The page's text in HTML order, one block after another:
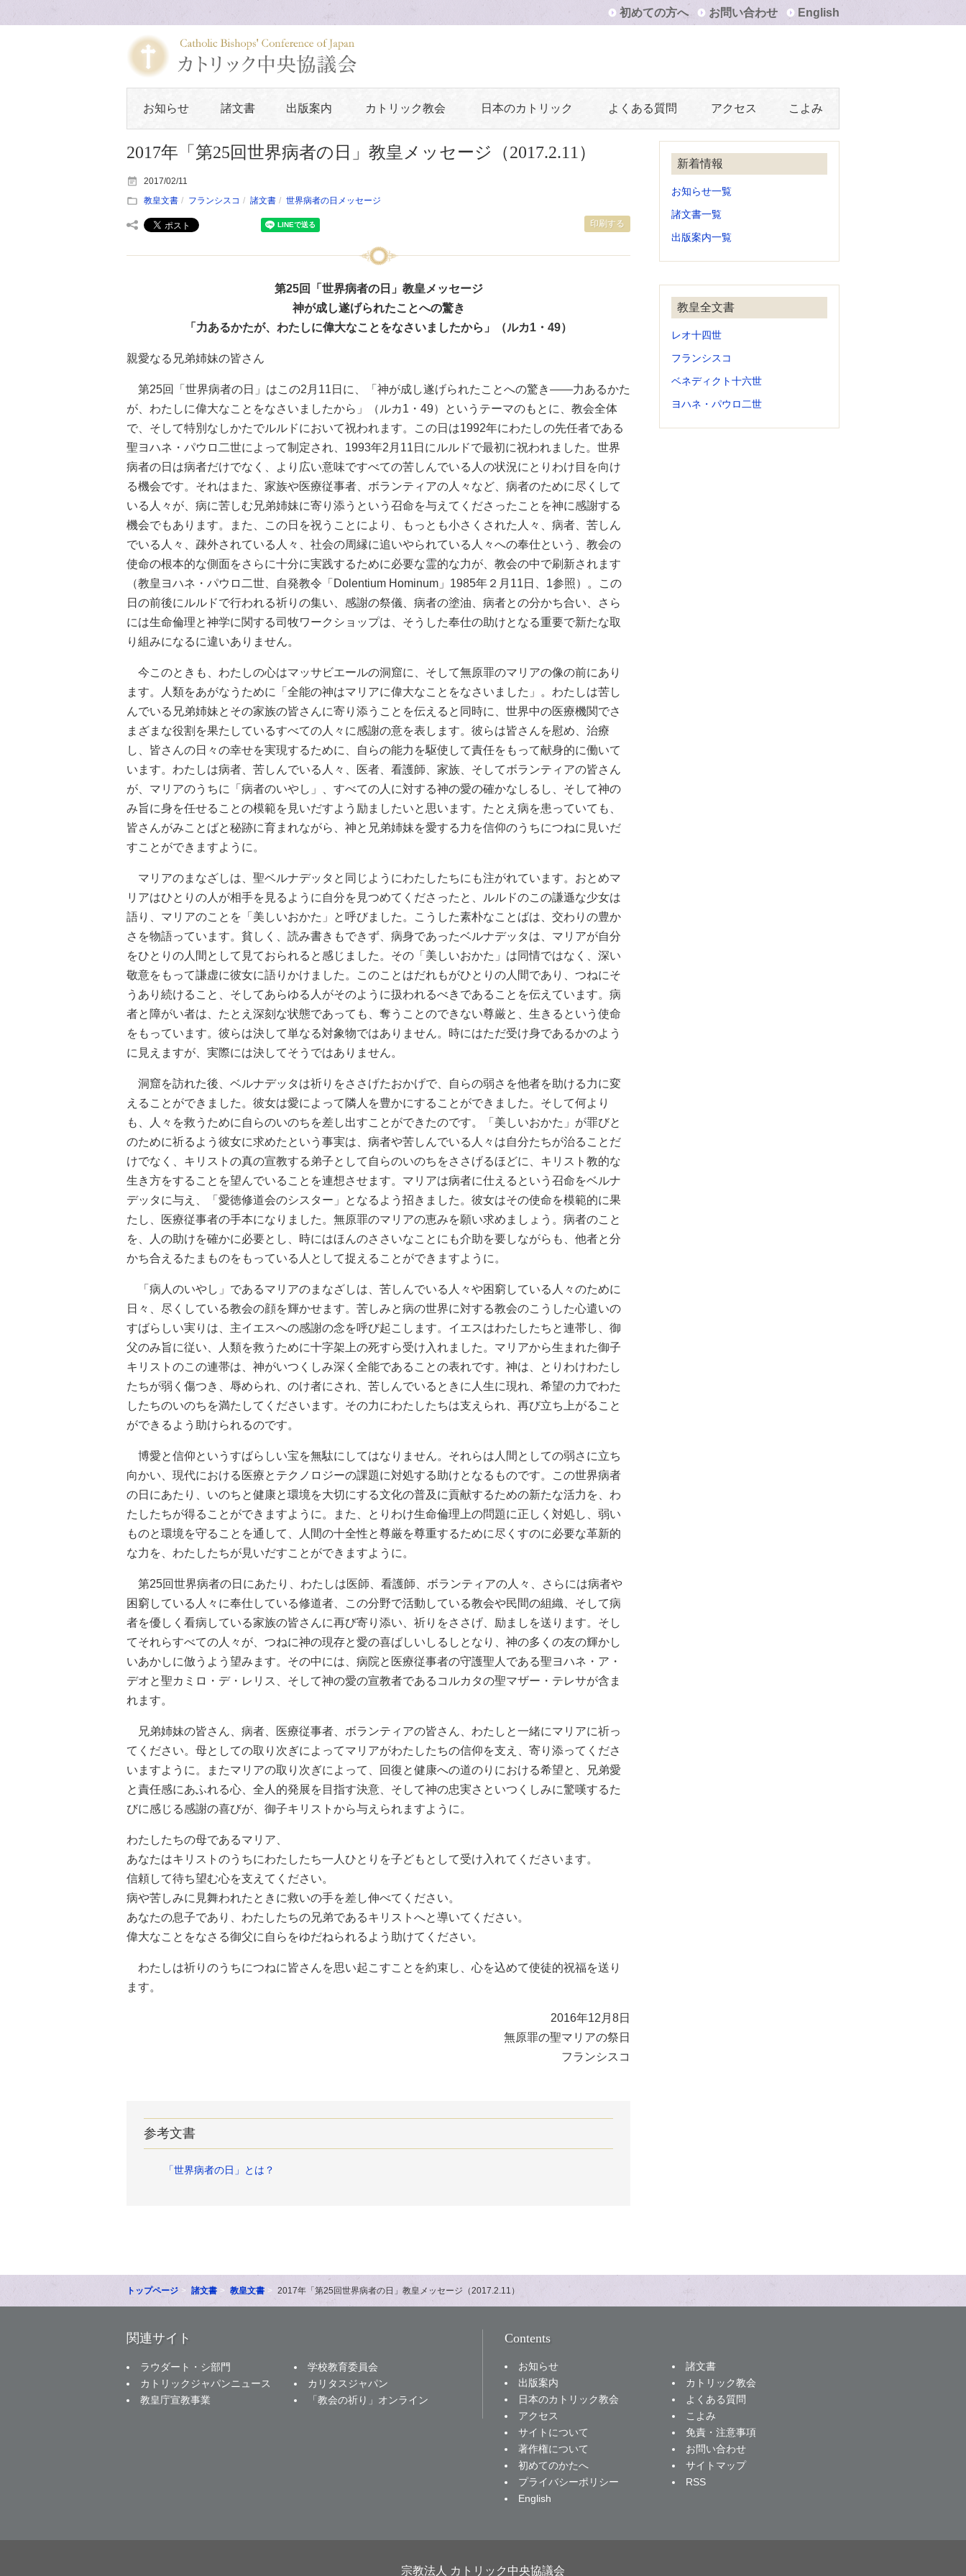
初めての方へ お問い合わせ English
お知らせ 諸文書 出版案内 カトリック教会 日本のカトリック よくある質問 アクセス こよみ
2017年「第25回世界病者の日」教皇メッセージ（2017.2.11）
印刷する
2017/02/11
教皇文書
フランシスコ 諸文書 世界病者の日メッセージ
第25回「世界病者の日」教皇メッセージ
神が成し遂げられたことへの驚き
「力あるかたが、わたしに偉大なことをなさいましたから」（ルカ1・49）
親愛なる兄弟姉妹の皆さん
第25回「世界病者の日」はこの2月11日に、「神が成し遂げられたことへの驚き――力あるかた
が、わたしに偉大なことをなさいましたから」（ルカ1・49）というテーマのもとに、教会全体
で、そして特別なしかたでルルドにおいて祝われます。この日は1992年にわたしの先任者である
聖ヨハネ・パウロ二世によって制定され、1993年2月11日にルルドで最初に祝われました。世界
病者の日は病者だけでなく、より広い意味ですべての苦しんでいる人の状況にとりわけ目を向け
る機会です。それはまた、家族や医療従事者、ボランティアの人々など、病者のために尽くして
いる人々が、病に苦しむ兄弟姉妹に寄り添うという召命を与えてくださったことを神に感謝する
機会でもあります。また、この日を祝うことにより、もっとも小さくされた人々、病者、苦しん
でいる人々、疎外されている人々、社会の周縁に追いやられている人々への奉仕という、教会の
使命の根本的な側面をさらに十分に実践するために必要な霊的な力が、教会の中で刷新されます
（教皇ヨハネ・パウロ二世、自発教令「Dolentium Hominum」1985年２月11日、1参照）。この
日の前後にルルドで行われる祈りの集い、感謝の祭儀、病者の塗油、病者との分かち合い、さら
には生命倫理と神学に関する司牧ワークショップは、そうした奉仕の助けとなる重要で新たな取
り組みになるに違いありません。
今このときも、わたしの心はマッサビエールの洞窟に、そして無原罪のマリアの像の前にあり
ます。人類をあがなうために「全能の神はマリアに偉大なことをなさいました」。わたしは苦し
んでいる兄弟姉妹とその家族の皆さんに寄り添うことを伝えると同時に、世界中の医療機関でさ
まざまな役割を果たしているすべての人々に感謝の意を表します。彼らは皆さんを慰め、治療
し、皆さんの日々の幸せを実現するために、自らの能力を駆使して責任をもって献身的に働いて
います。わたしは病者、苦しんでいる人々、医者、看護師、家族、そしてボランティアの皆さん
が、マリアのうちに「病者のいやし」、すべての人に対する神の愛の確かなしるし、そして神の
み旨に身を任せることの模範を見いだすよう励ましたいと思います。たとえ病を患っていても、
皆さんがみことばと秘跡に育まれながら、神と兄弟姉妹を愛する力を信仰のうちにつねに見いだ
すことができますように。
マリアのまなざしは、聖ベルナデッタと同じようにわたしたちにも注がれています。おとめマ
リアはひとりの人が相手を見るように自分を見つめてくださったと、ルルドのこの謙遜な少女は
語り、マリアのことを「美しいおかた」と呼びました。こうした素朴なことばは、交わりの豊か
さを物語っています。貧しく、読み書きもできず、病身であったベルナデッタは、マリアが自分
をひとりの人間として見ておられると感じました。その「美しいおかた」は同情ではなく、深い
敬意をもって謙虚に彼女に語りかけました。このことはだれもがひとりの人間であり、つねにそ
うあり続けること、そしてあらゆる人がそのように扱われるべきであることを伝えています。病
者と障がい者は、たとえ深刻な状態であっても、奪うことのできない尊厳と、生きるという使命
をもっています。彼らは決して単なる対象物ではありません。時にはただ受け身であるかのよう
に見えますが、実際には決してそうではありません。
洞窟を訪れた後、ベルナデッタは祈りをささげたおかげで、自らの弱さを他者を助ける力に変
えることができました。彼女は愛によって隣人を豊かにすることができました。そして何より
も、人々を救うために自らのいのちを差し出すことができたのです。「美しいおかた」が罪びと
のために祈るよう彼女に求めたという事実は、病者や苦しんでいる人々は自分たちが治ることだ
けでなく、キリストの真の宣教する弟子として自らのいのちをささげるほどに、キリスト教的な
生き方をすることを望んでいることを連想させます。マリアは病者に仕えるという召命をベルナ
デッタに与え、「愛徳修道会のシスター」となるよう招きました。彼女はその使命を模範的に果
たし、医療従事者の手本になりました。無原罪のマリアの恵みを願い求めましょう。病者のこと
を、人の助けを確かに必要とし、時にはほんのささいなことにも介助を要しながらも、他者と分
かち合えるたまものをもっている人として捉えることができますように。
「病人のいやし」であるマリアのまなざしは、苦しんでいる人々や困窮している人々のために
日々、尽くしている教会の顔を輝かせます。苦しみと病の世界に対する教会のこうした心遣いの
すばらしい実りは、主イエスへの感謝の念を呼び起こします。イエスはわたしたちと連帯し、御
父のみ旨に従い、人類を救うために十字架上の死すら受け入れました。マリアから生まれた御子
キリストのこの連帯は、神がいつくしみ深く全能であることの表れです。神は、とりわけわたし
たちが弱く傷つき、辱められ、のけ者にされ、苦しんでいるときに人生に現れ、希望の力でわた
したちのいのちを満たしてくださいます。その力にわたしたちは支えられ、再び立ち上がること
ができるよう助けられるのです。
博愛と信仰というすばらしい宝を無駄にしてはなりません。それらは人間としての弱さに立ち
向かい、現代における医療とテクノロジーの課題に対処する助けとなるものです。この世界病者
の日にあたり、いのちと健康と環境を大切にする文化の普及に貢献するための新たな活力を、わ
たしたちが得ることができますように。また、とりわけ生命倫理上の問題に正しく対処し、弱い
ものと環境を守ることを通して、人間の十全性と尊厳を尊重するために尽くすのに必要な革新的
な力を、わたしたちが見いだすことができますように。
第25回世界病者の日にあたり、わたしは医師、看護師、ボランティアの人々、さらには病者や
困窮している人々に奉仕している修道者、この分野で活動している教会や民間の組織、そして病
者を優しく看病している家族の皆さんに再び寄り添い、祈りをささげ、励ましを送ります。そし
てそれらすべての人々が、つねに神の現存と愛の喜ばしいしるしとなり、神の多くの友の輝かし
いあかしに倣うよう望みます。その中には、病院と医療従事者の守護聖人である聖ヨハネ・ア・
デオと聖カミロ・デ・レリス、そして神の愛の宣教者であるコルカタの聖マザー・テレサが含ま
れます。
兄弟姉妹の皆さん、病者、医療従事者、ボランティアの皆さん、わたしと一緒にマリアに祈っ
てください。母としての取り次ぎによってマリアがわたしたちの信仰を支え、寄り添ってくださ
いますように。またマリアの取り次ぎによって、回復と健康への道のりにおける希望と、兄弟愛
と責任感にあふれる心、全人的発展を目指す決意、そして神の忠実さといつくしみに驚嘆するた
びに感じる感謝の喜びが、御子キリストから与えられますように。
わたしたちの母であるマリア、
あなたはキリストのうちにわたしたち一人ひとりを子どもとして受け入れてくださいます。
信頼して待ち望む心を支えてください。
病や苦しみに見舞われたときに救いの手を差し伸べてください。
あなたの息子であり、わたしたちの兄弟であるキリストへと導いてください。
偉大なことをなさる御父に自らをゆだねられるよう助けてください。
わたしは祈りのうちにつねに皆さんを思い起こすことを約束し、心を込めて使徒的祝福を送り
ます。
2016年12月8日
無原罪の聖マリアの祭日
フランシスコ
参考文書
「世界病者の日」とは？
新着情報
お知らせ一覧
諸文書一覧
出版案内一覧
教皇全文書
レオ十四世
フランシスコ
ベネディクト十六世
ヨハネ・パウロ二世
トップページ 諸文書 教皇文書 2017年「第25回世界病者の日」教皇メッセージ（2017.2.11）
関連サイト
ラウダート・シ部門
学校教育委員会
カトリックジャパンニュース
カリタスジャパン
教皇庁宣教事業
「教会の祈り」オンライン
Contents
お知らせ
諸文書
出版案内
カトリック教会
日本のカトリック教会
よくある質問
アクセス
こよみ
サイトについて
免責・注意事項
著作権について
お問い合わせ
初めてのかたへ
サイトマップ
プライバシーポリシー
RSS
English
宗教法人 カトリック中央協議会